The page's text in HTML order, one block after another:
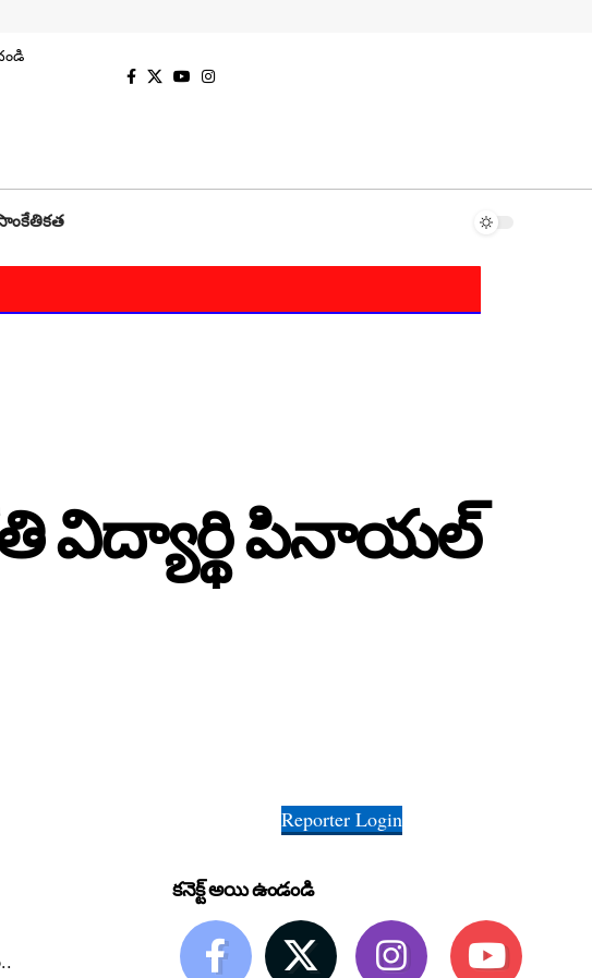
విద్యార్థి పినాయల్
Reporter Login
కనెక్ట్ అయి ఉండండి